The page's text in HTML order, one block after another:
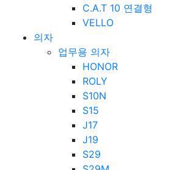
C.A.T 10 연결형
VELLO
의자
업무용 의자
HONOR
ROLY
S10N
S15
J17
J19
S29